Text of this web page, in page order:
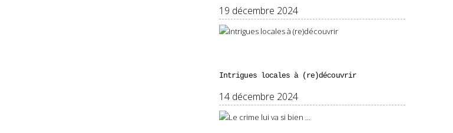
19 décembre 2024
Intrigues locales à (re)découvrir
14 décembre 2024